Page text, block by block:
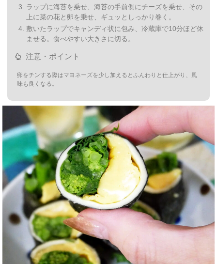
ラップに海苔を乗せ、海苔の手前側にチーズを乗せ、その
上に菜の花と卵を乗せ、ギュッとしっかり巻く。
敷いたラップでキャンディ状に包み、冷蔵庫で10分ほど休
ませる。食べやすい大きさに切る。
注意・ポイント
卵をチンする際はマヨネーズを少し加えるとふんわりと仕上がり、風
味も良くなる。